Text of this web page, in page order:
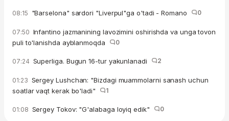
08:15 "Barselona" sardori "Liverpul"ga o'tadi - Romano 0
07:50 Infantino jazmanining lavozimini oshirishda va unga tovon
puli to'lanishda ayblanmoqda
0
07:24 Superliga. Bugun 16-tur yakunlanadi 2
01:23 Sergey Lushchan: "Bizdagi muammolarni sanash uchun
soatlar vaqt kerak bo'ladi"
1
01:08 Sergey Tokov: "G'alabaga loyiq edik" 0